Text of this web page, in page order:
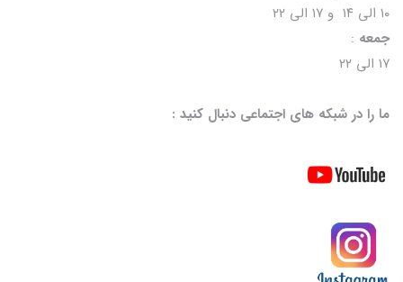
۱۰ الی ۱۴ و ۱۷ الی ۲۲
جمعه :
۱۷ الی ۲۲
ما را در شبکه های اجتماعی دنبال کنید :